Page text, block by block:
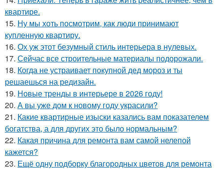
квартире.
15. Ну мы хоть посмотрим, как люди принимают
купленную квартиру.
16. Ох уж этот безумный стиль интерьера в нулевых.
17. Сейчас все строительные материалы подорожали.
18. Когда не устраивает покупной дед мороз и ты
решаешься на редизайн.
19. Новые тренды в интерьере в 2026 году!
20. А вы уже дом к новому году украсили?
21. Какие квартирные изыски казались вам показателем
богатства, а для других это было нормальным?
22. Какая причина для ремонта вам самой нелепой
кажется?
23. Ещё одну подборку благородных цветов для ремонта